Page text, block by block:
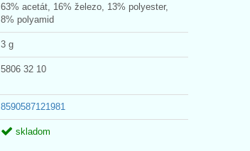
63% acetát, 16% železo, 13% polyester,
8% polyamid
3 g
5806 32 10
8590587121981
skladom